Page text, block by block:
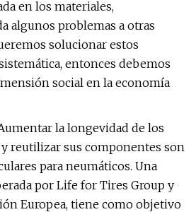
en los materiales,
algunos problemas a otras
solucionar estos
entonces debemos
social en la economía
la longevidad de los
reutilizar sus componentes son
para neumáticos. Una
por Life for Tires Group y
Europea, tiene como objetivo